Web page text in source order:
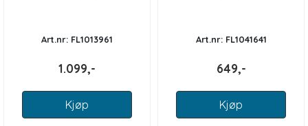
Art.nr: FL1013961
1.099,-
Kjøp
Art.nr: FL1041641
649,-
Kjøp